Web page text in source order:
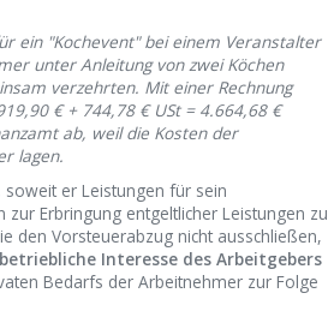
ein "Kochevent" bei einem Veranstalter
unter Anleitung von zwei Köchen
verzehrten. Mit einer Rechnung
€ + 744,78 € USt = 4.664,68 €
ab, weil die Kosten der
lagen.
er Leistungen für sein
Erbringung entgeltlicher Leistungen zu
den Vorsteuerabzug nicht ausschließen,
Interesse des Arbeitgebers
Bedarfs der Arbeitnehmer zur Folge